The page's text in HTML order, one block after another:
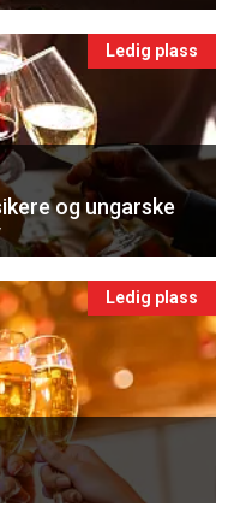
Ledig plass
og ungarske
Ledig plass